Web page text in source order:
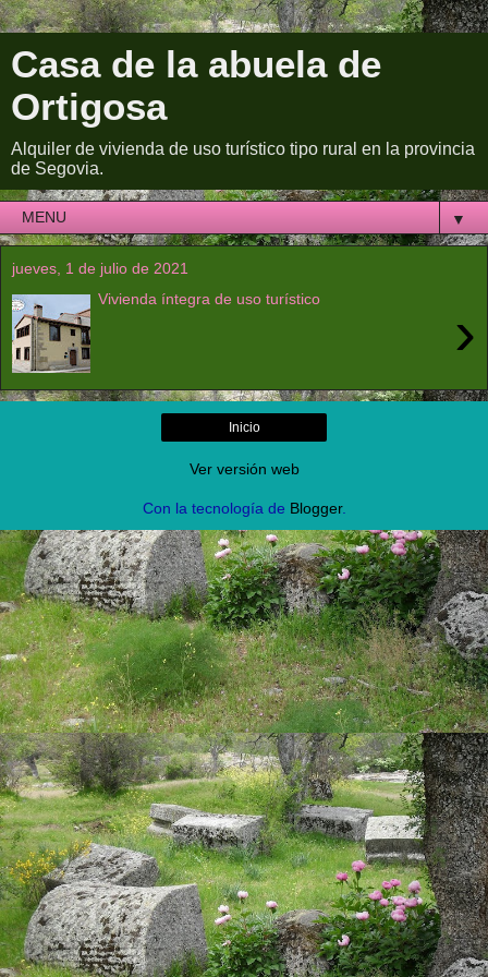
Casa de la abuela de
Ortigosa
Alquiler de vivienda de uso turístico tipo rural en la provincia
de Segovia.
▼
jueves, 1 de julio de 2021
›
Vivienda íntegra de uso turístico
Inicio
Ver versión web
Con la tecnología de Blogger.